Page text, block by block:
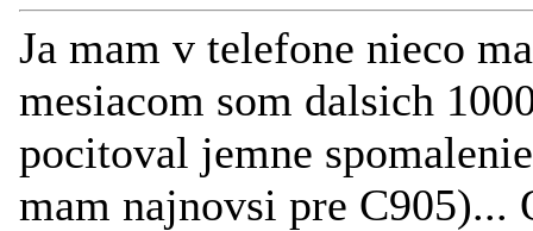
Ja mam v telefone nieco
mesiacom som dalsich
pocitoval jemne
mam najnovsi pre C905)...